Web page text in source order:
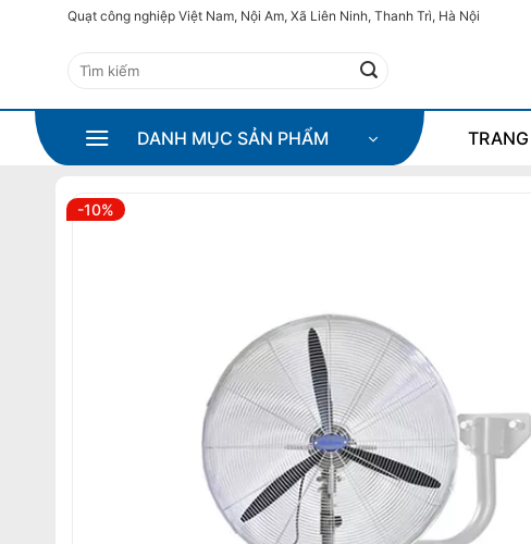
Quạt công nghiệp Việt Nam, Nội Am, Xã Liên Ninh, Thanh Trì, Hà Nội
Tìm
DANH MỤC SẢN PHẨM
-10%